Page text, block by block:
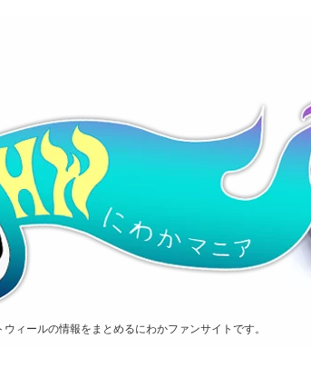
ウィールの情報をまとめるにわかファンサイトです。